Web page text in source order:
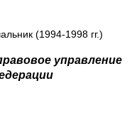
(1994-1998 гг.)
управление